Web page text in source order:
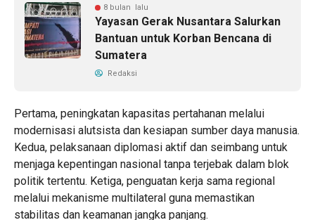
8 bulan lalu
Yayasan Gerak Nusantara Salurkan
Bantuan untuk Korban Bencana di
Sumatera
Redaksi
Pertama, peningkatan kapasitas pertahanan melalui
modernisasi alutsista dan kesiapan sumber daya manusia.
Kedua, pelaksanaan diplomasi aktif dan seimbang untuk
menjaga kepentingan nasional tanpa terjebak dalam blok
politik tertentu. Ketiga, penguatan kerja sama regional
melalui mekanisme multilateral guna memastikan
stabilitas dan keamanan jangka panjang.